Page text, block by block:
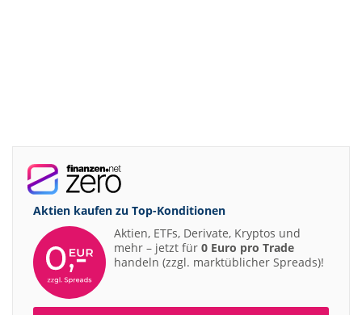
Aktien kaufen zu Top-Konditionen
Aktien, ETFs, Derivate, Kryptos und
mehr – jetzt für 0 Euro pro Trade
handeln (zzgl. marktüblicher Spreads)!